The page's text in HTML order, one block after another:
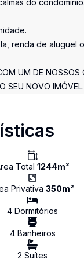
do condomínio.
renda de aluguel
UM DE NOSSOS
SEU NOVO IMÓVEL.
Total 1244m²
Privativa 350m²
4 Dormitórios
4Banheiros
2 Suítes